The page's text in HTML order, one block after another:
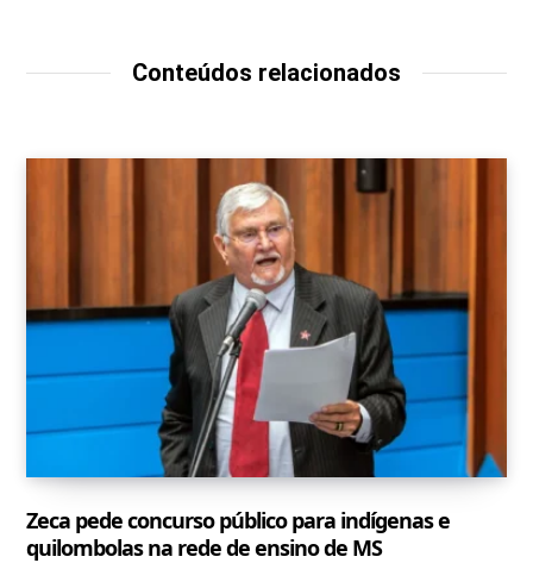
Conteúdos relacionados
Zeca pede concurso público para indígenas e
quilombolas na rede de ensino de MS